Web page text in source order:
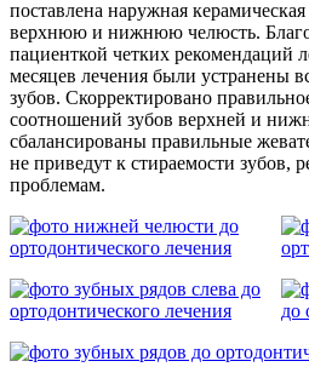
поставлена наружная
верхнюю и нижнюю челюсть.
пациенткой четких рекомендаций
месяцев лечения были устранены
зубов. Скорректировано
соотношений зубов верхней и
сбалансированы правильные
не приведут к стираемости зубов,
проблемам.